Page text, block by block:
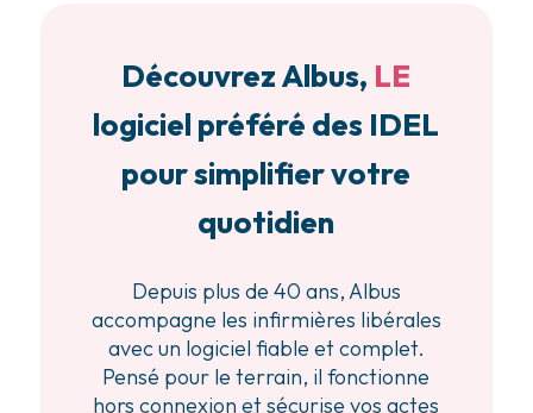
Découvrez Albus, LE
logiciel préféré des IDEL
pour simplifier votre
quotidien
Depuis plus de 40 ans, Albus
accompagne les infirmières libérales
avec un logiciel fiable et complet.
Pensé pour le terrain, il fonctionne
hors connexion et sécurise vos actes